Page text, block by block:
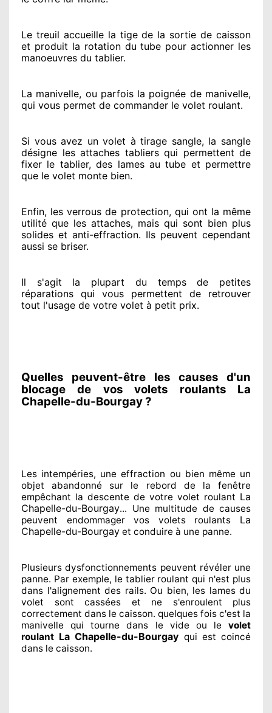
Le treuil accueille la tige de la sortie de caisson
et produit la rotation du tube pour actionner les
manoeuvres du tablier.
La manivelle, ou parfois la poignée de manivelle,
qui vous permet de commander le volet roulant.
Si vous avez un volet à tirage sangle, la sangle
désigne les attaches tabliers qui permettent de
fixer le tablier, des lames au tube et permettre
que le volet monte bien.
Enfin, les verrous de protection, qui ont la même
utilité que les attaches, mais qui sont bien plus
solides et anti-effraction. Ils peuvent cependant
aussi se briser.
Il s'agit la plupart du tempsde petites
réparations qui vous permettent de retrouver
tout l'usage de votre volet à petit prix.
Quelles peuvent-être les causes d'un
blocage de vos volets roulants La
Chapelle-du-Bourgay ?
Les intempéries, une effraction ou bien même un
objet abandonné sur le rebord de la fenêtre
empêchant la descente de votre volet roulant La
Chapelle-du-Bourgay... Une multitude decauses
peuvent endommagervos volets roulants La
Chapelle-du-Bourgay et conduire à une panne.
Plusieurs dysfonctionnements peuvent révélerune
panne. Par exemple, le tablier roulant qui n'est plus
dans l'alignement des rails. Ou bien, les lames du
volet sont cassées et ne s'enroulent plus
correctement dans le caisson. quelques fois c'est la
manivelle qui tourne dans le vide ou le volet
roulant La Chapelle-du-Bourgay qui est coincé
dans le caisson.